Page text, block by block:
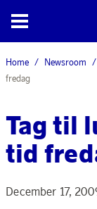
Home Newsroom
fredag
Tag til
tid
December 17,